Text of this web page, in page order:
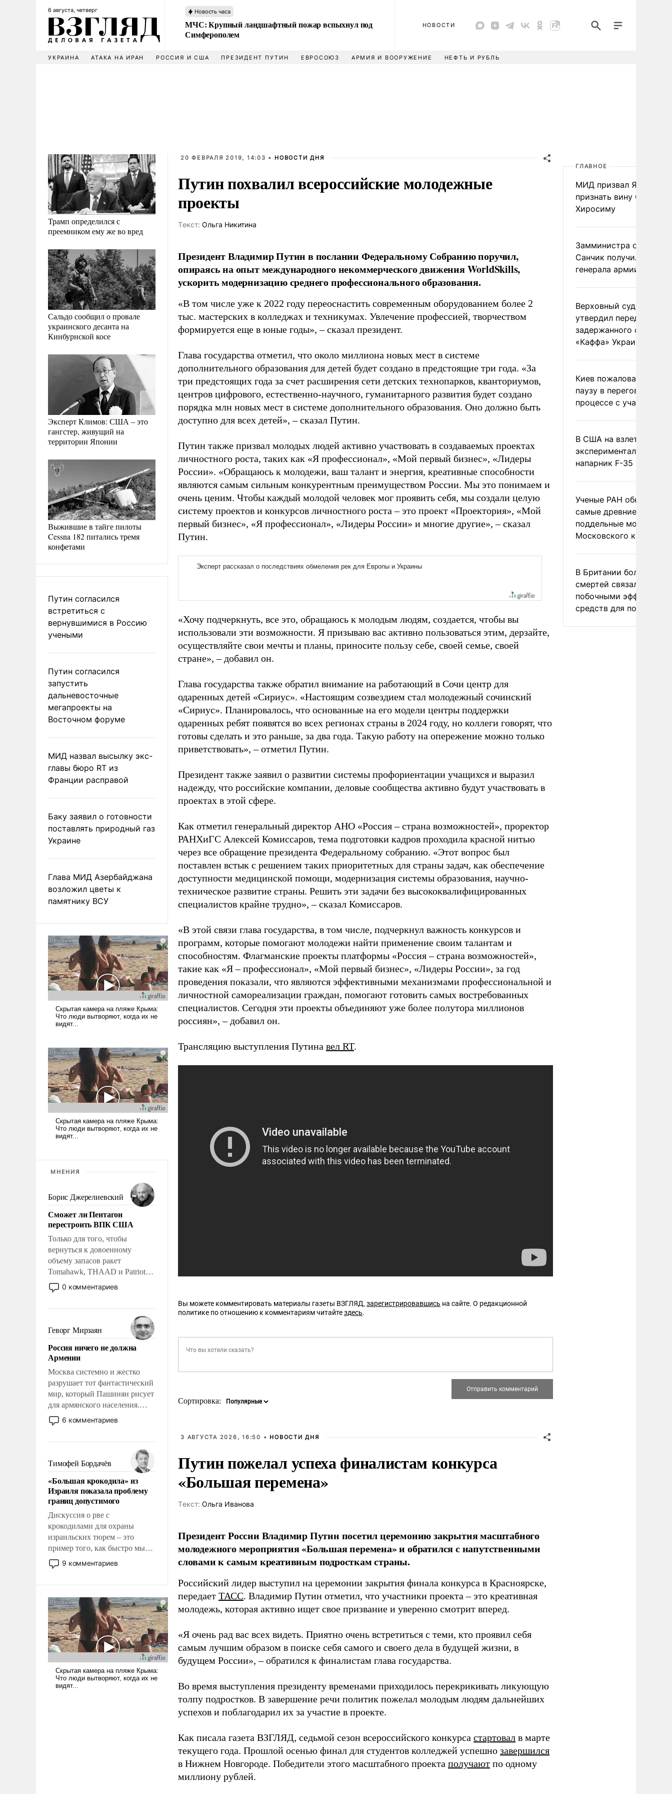
6 августа, четверг Новость часа
МЧС: Крупный ландшафтный пожар вспыхнул под
Симферополем
НОВОСТИ
УКРАИНА АТАКА НА ИРАН РОССИЯ И США ПРЕЗИДЕНТ ПУТИН ЕВРОСОЮЗ АРМИЯ И ВООРУЖЕНИЕ НЕФТЬ И РУБЛЬ
Трамп определился с
преемником ему же во вред
Сальдо сообщил о провале
украинского десанта на
Кинбурнской косе
Эксперт Климов: США – это
гангстер, живущий на
территории Японии
Выжившие в тайге пилоты
Cessna 182 питались тремя
конфетами
Путин согласился
встретиться с
вернувшимися в Россию
учеными
Путин согласился
запустить
дальневосточные
мегапроекты на
Восточном форуме
МИД назвал высылку экс-
главы бюро RT из
Франции расправой
Баку заявил о готовности
поставлять природный газ
Украине
Глава МИД Азербайджана
возложил цветы к
памятнику ВСУ
МНЕНИЯ
Борис Джерелиевский
Сможет ли Пентагон
перестроить ВПК США
Только для того, чтобы
вернуться к довоенному
объему запасов ракет
Tomahawk, THAAD и Patriot
США потребуется более трех
лет. Даже небольшая война с
Сложившаяся ситуация
означает многолетний период
уязвимости США, например,
перед Китаем.
0 комментариев
Геворг Мирзаян
Россия ничего не должна
Армении
Москва системно и жестко
разрушает тот фантастический
мир, который Пашинян рисует
для армянского населения.
Мир, где этому населению все
должны просто по
политические прожекты будут
беспрекословно оплачиваться
за счет российских
налогоплательщиков и где за
свои поступки не нужно
отвечать.
6 комментариев
Тимофей Бордачёв
«Большая крокодила» из
Израиля показала проблему
границ допустимого
Дискуссия о рве с
крокодилами для охраны
израильских тюрем – это
пример того, как быстро мы
двигаемся по пути
революционных изменений.
псевдонаучной фантастики,
стало всерьез обсуждаемой
идеей.
9 комментариев
20 ФЕВРАЛЯ 2019, 14:03 • НОВОСТИ ДНЯ
Путин похвалил всероссийские молодежные
проекты
Tекст: Ольга Никитина
Президент Владимир Путин в послании Федеральному Собранию поручил,
опираясь на опыт международного некоммерческого движения WorldSkills,
ускорить модернизацию среднего профессионального образования.
«В том числе уже к 2022 году переоснастить современным оборудованием более 2
тыс. мастерских в колледжах и техникумах. Увлечение профессией, творчеством
формируется еще в юные годы», – сказал президент.
Глава государства отметил, что около миллиона новых мест в системе
дополнительного образования для детей будет создано в предстоящие три года. «За
три предстоящих года за счет расширения сети детских технопарков, кванториумов,
центров цифрового, естественно-научного, гуманитарного развития будет создано
порядка млн новых мест в системе дополнительного образования. Оно должно быть
доступно для всех детей», – сказал Путин.
Путин также призвал молодых людей активно участвовать в создаваемых проектах
личностного роста, таких как «Я профессионал», «Мой первый бизнес», «Лидеры
России». «Обращаюсь к молодежи, ваш талант и энергия, креативные способности
являются самым сильным конкурентным преимуществом России. Мы это понимаем и
очень ценим. Чтобы каждый молодой человек мог проявить себя, мы создали целую
систему проектов и конкурсов личностного роста – это проект «Проектория», «Мой
первый бизнес», «Я профессионал», «Лидеры России» и многие другие», – сказал
Путин.
«Хочу подчеркнуть, все это, обращаюсь к молодым людям, создается, чтобы вы
использовали эти возможности. Я призываю вас активно пользоваться этим, дерзайте,
осуществляйте свои мечты и планы, приносите пользу себе, своей семье, своей
стране», – добавил он.
Глава государства также обратил внимание на работающий в Сочи центр для
одаренных детей «Сириус». «Настоящим созвездием стал молодежный сочинский
«Сириус». Планировалось, что основанные на его модели центры поддержки
одаренных ребят появятся во всех регионах страны в 2024 году, но коллеги говорят, что
готовы сделать и это раньше, за два года. Такую работу на опережение можно только
приветствовать», – отметил Путин.
Президент также заявил о развитии системы профориентации учащихся и выразил
надежду, что российские компании, деловые сообщества активно будут участвовать в
проектах в этой сфере.
Как отметил генеральный директор АНО «Россия – страна возможностей», проректор
РАНХиГС Алексей Комиссаров, тема подготовки кадров проходила красной нитью
через все обращение президента Федеральному собранию. «Этот вопрос был
поставлен встык с решением таких приоритетных для страны задач, как обеспечение
доступности медицинской помощи, модернизация системы образования, научно-
техническое развитие страны. Решить эти задачи без высококвалифицированных
специалистов крайне трудно», – сказал Комиссаров.
«В этой связи глава государства, в том числе, подчеркнул важность конкурсов и
программ, которые помогают молодежи найти применение своим талантам и
способностям. Флагманские проекты платформы «Россия – страна возможностей»,
такие как «Я – профессионал», «Мой первый бизнес», «Лидеры России», за год
проведения показали, что являются эффективными механизмами профессиональной и
личностной самореализации граждан, помогают готовить самых востребованных
специалистов. Сегодня эти проекты объединяют уже более полутора миллионов
россиян», – добавил он.
Трансляцию выступления Путина вел RT.
Вы можете комментировать материалы газеты ВЗГЛЯД, зарегистрировавшись на сайте. О редакционной
политике по отношению к комментариям читайтездесь.
Сортировка:
3 АВГУСТА 2026, 16:50 • НОВОСТИ ДНЯ
Путин пожелал успеха финалистам конкурса
«Большая перемена»
Tекст: Ольга Иванова
Президент России Владимир Путин посетил церемонию закрытия масштабного
молодежного мероприятия «Большая перемена» и обратился с напутственными
словами к самым креативным подросткам страны.
Российский лидер выступил на церемонии закрытия финала конкурса в Красноярске,
передает ТАСС. Владимир Путин отметил, что участники проекта – это креативная
молодежь, которая активно ищет свое призвание и уверенно смотрит вперед.
«Я очень рад вас всех видеть. Приятно очень встретиться с теми, кто проявил себя
самым лучшим образом в поиске себя самого и своего дела в будущей жизни, в
будущем России», – обратился к финалистам глава государства.
Во время выступления президенту временами приходилось перекрикивать ликующую
толпу подростков. В завершение речи политик пожелал молодым людям дальнейших
успехов и поблагодарил их за участие в проекте.
Как писала газета ВЗГЛЯД, седьмой сезон всероссийского конкурса стартовал в марте
текущего года. Прошлой осенью финал для студентов колледжей успешно завершился
в Нижнем Новгороде. Победители этого масштабного проекта получают по одному
миллиону рублей.
ГЛАВНОЕ
МИД призвал Японию
признать вину США за
Хиросиму
Замминистра обороны
Санчик получил звание
генерала армии
Верховный суд Швеции
утвердил передачу
задержанного
«Каффа» Украине
Киев пожаловался на
паузу в переговорном
процессе с участием
В США на взлете
экспериментальный
напарник F-35
Ученые РАН
самые древние
поддельные монеты
Московского
В Британии более ста
смертей связали с
побочными эффектами
средств для похудения